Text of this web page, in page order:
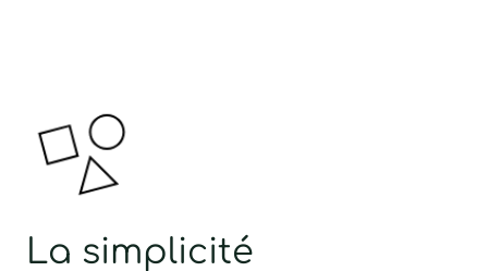
La simplicité